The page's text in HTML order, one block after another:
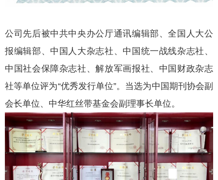
公司先后被中共中央办公厅通讯编辑部、全国人大公
报编辑部、中国人大杂志社、中国统一战线杂志社、
中国社会保障杂志社、解放军画报社、中国财政杂志
社等单位评为“优秀发行单位”。当选为中国期刊协会副
会长单位、中华红丝带基金会副理事长单位。